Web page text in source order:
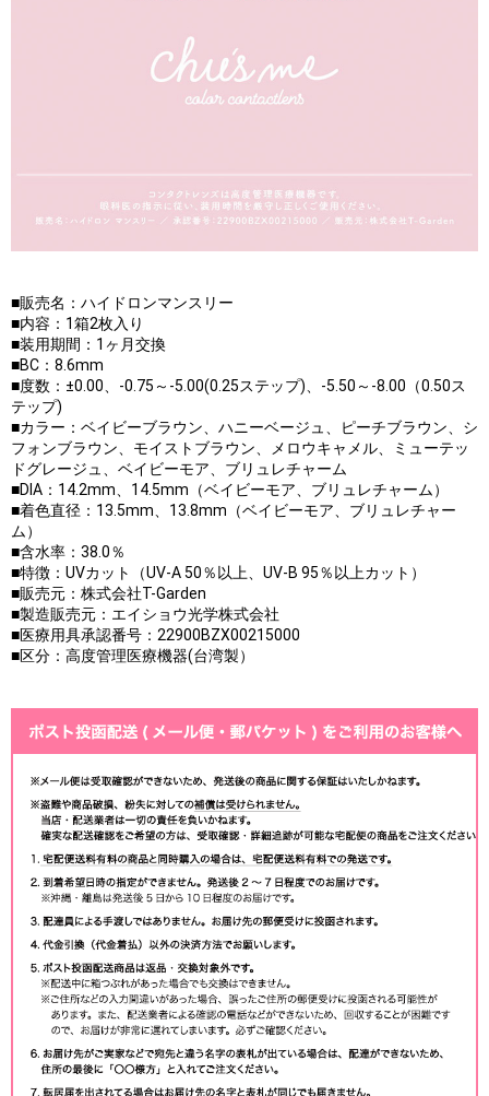
■販売名：ハイドロンマンスリー
■内容：1箱2枚入り
■装用期間：1ヶ月交換
■BC：8.6mm
■度数：±0.00、-0.75～-5.00(0.25ステップ)、-5.50～-8.00（0.50ス
テップ)
■カラー：ベイビーブラウン、ハニーベージュ、ピーチブラウン、シ
フォンブラウン、モイストブラウン、メロウキャメル、ミューテッ
ドグレージュ、ベイビーモア、ブリュレチャーム
■DIA：14.2mm、14.5mm（ベイビーモア、ブリュレチャーム）
■着色直径：13.5mm、13.8mm（ベイビーモア、ブリュレチャー
ム）
■含水率：38.0％
■特徴：UVカット（UV-A 50％以上、UV-B 95％以上カット）
■販売元：株式会社T-Garden
■製造販売元：エイショウ光学株式会社
■医療用具承認番号：22900BZX00215000
■区分：高度管理医療機器(台湾製）